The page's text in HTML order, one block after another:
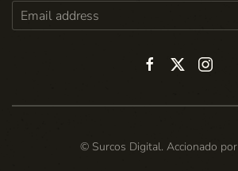
© Surcos Digital. Accionado por